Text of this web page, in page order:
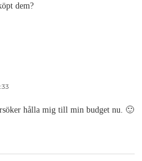
dem?
hålla mig till min budget nu. 🙂